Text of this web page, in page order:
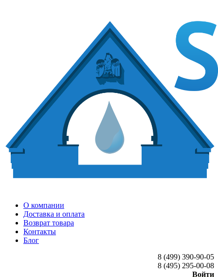
О компании
Доставка и оплата
Возврат товара
Контакты
Блог
8 (499) 390-90-05
8 (495) 295-00-08
Войти